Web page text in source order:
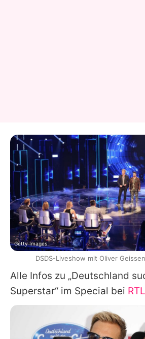
Alle Infos zu „Deutschland
Superstar“ im Special bei
Getty Images
DSDS-Liveshow mit Oliver